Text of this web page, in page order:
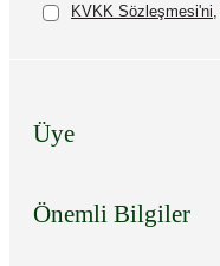
KVKK Sözleşmesi'ni
Üye
Önemli Bilgiler